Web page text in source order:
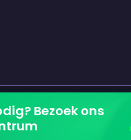
Bezoek ons